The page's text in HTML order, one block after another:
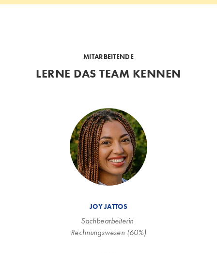
MITARBEITENDE
LERNE DAS TEAM KENNEN
JOY JATTOS
Sachbearbeiterin
Rechnungswesen (60%)